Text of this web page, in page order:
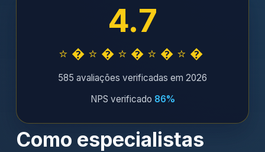
4.7
⭐�⭐�⭐�⭐�⭐�
585 avaliações verificadas em 2026
NPS verificado 86%
Como especialistas